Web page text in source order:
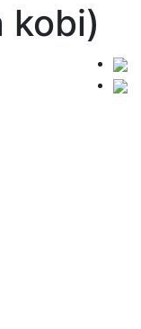
kobi)